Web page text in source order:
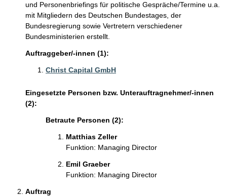
und Personenbriefings für politische Gespräche/Termine u.a.
mit Mitgliedern des Deutschen Bundestages, der
Bundesregierung sowie Vertretern verschiedener
Bundesministerien erstellt.
Auftraggeber/-innen (1):
Christ Capital GmbH
Eingesetzte Personen bzw. Unterauftragnehmer/-innen
(2):
Betraute Personen (2):
Matthias Zeller
Funktion: Managing Director
Emil Graeber
Funktion: Managing Director
Auftrag